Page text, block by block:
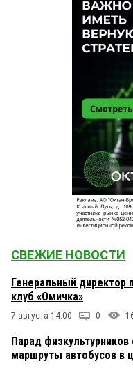
СВЕЖИЕ НОВОСТИ
Генеральный директор
клуб «Омичка»
7 августа 14:00 0
Парад
маршруты автобусов в